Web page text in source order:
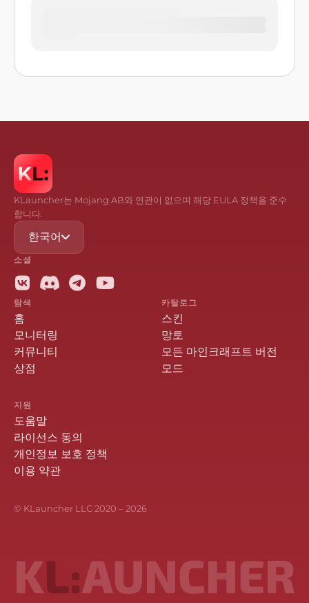
KLauncher는 Mojang AB와 연관이 없으며 해당 EULA 정책을 준수
합니다.
한국어
소셜
탐색
홈
모니터링
커뮤니티
상점
카탈로그
스킨
망토
모든 마인크래프트 버전
모드
지원
도움말
라이선스 동의
개인정보 보호 정책
이용 약관
© KLauncher LLC 2020 –2026
KL:AUNCHER